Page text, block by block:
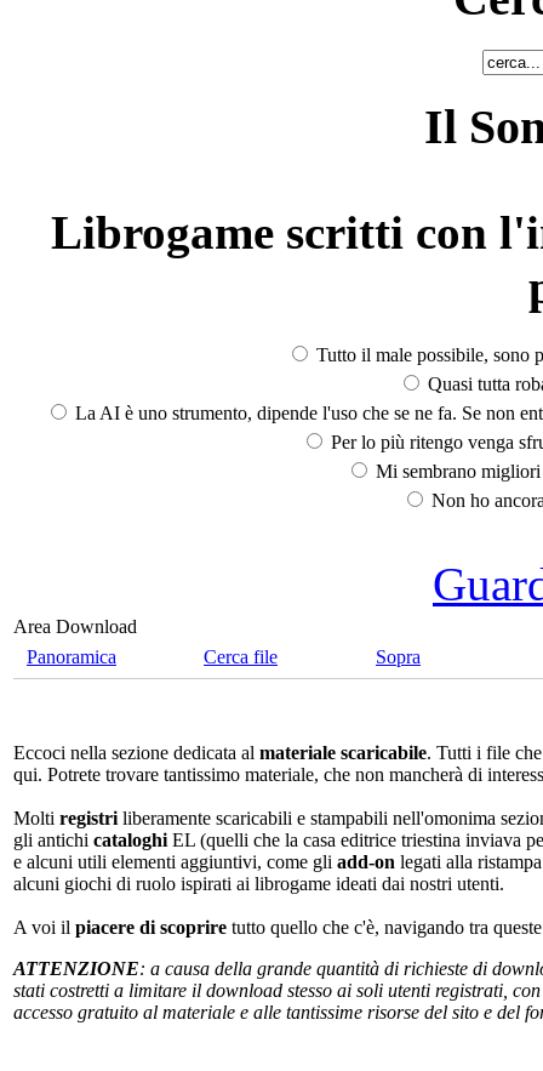
Il
Librogame scritti con
Tutto il male possibile, sono
Quasi tutta
La AI è uno strumento, dipende l'uso che se ne fa. Se non
Per lo più ritengo venga
Mi sembrano
Non ho
Area Download
Panoramica
Cerca file Sopra
Eccoci nella sezione dedicata al materiale scaricabile. Tutti i file
qui. Potrete trovare tantissimo materiale, che non mancherà di
Molti registri liberamente scaricabili e stampabili nell'omonima
gli antichi cataloghi EL (quelli che la casa editrice triestina inviava
e alcuni utili elementi aggiuntivi, come gli add-on legati alla
alcuni giochi di ruolo ispirati ai librogame ideati dai nostri utenti.
A voi il piacere di scoprire tutto quello che c'è, navigando tra
ATTENZIONE: a causa della grande quantità di richieste di
stati costretti a limitare il download stesso ai soli utenti registrati,
accesso gratuito al materiale e alle tantissime risorse del sito e